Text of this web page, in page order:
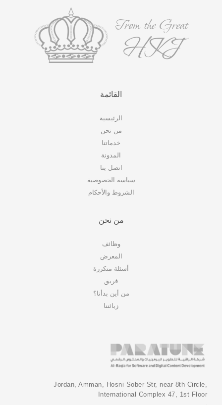
القائمة
الرئيسية
من نحن
خدماتنا
المدونة
اتصل بنا
سياسة الخصوصية
الشروط والأحكام
من نحن
وظائف
المعرض
أسئلة متكررة
فريق
من أين بدأنا؟
زبائننا
Jordan, Amman, Hosni Sober Str, near 8th Circle,
International Complex 47, 1st Floor